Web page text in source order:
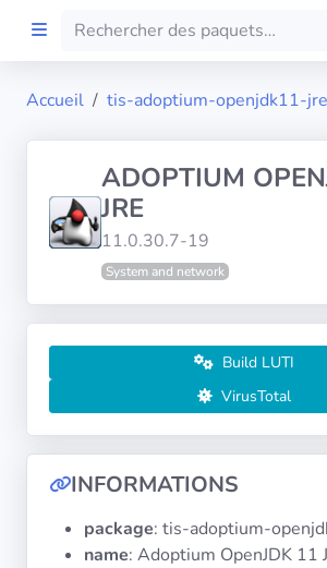
FILTRES
Systèmes
Accueil tis-adoptium-openjdk11-jre
ADOPTIUM
JRE
11.0.30.7-19
System and network
Build LUTI
VirusTotal
INFORMATIONS
package: tis-adoptium-
name: Adoptium OpenJDK 11